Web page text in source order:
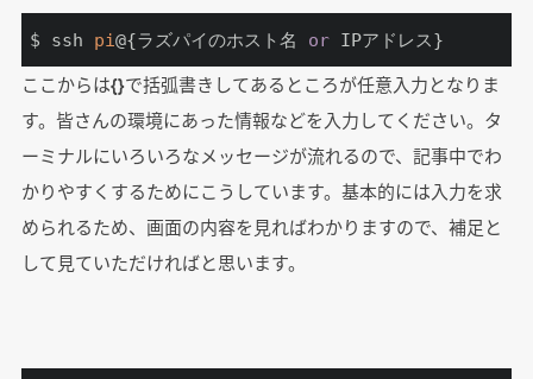
$ ssh pi@{ラズパイのホスト名 or IPアドレス}
ここからは{}で括弧書きしてあるところが任意入力となりま
す。皆さんの環境にあった情報などを入力してください。タ
ーミナルにいろいろなメッセージが流れるので、記事中でわ
かりやすくするためにこうしています。基本的には入力を求
められるため、画面の内容を見ればわかりますので、補足と
して見ていただければと思います。